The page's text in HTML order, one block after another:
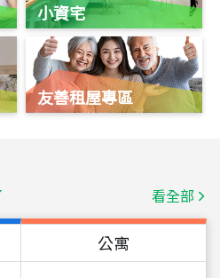
小資宅
友善租屋專區
看全部
公寓